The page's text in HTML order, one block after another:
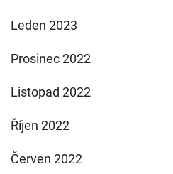
Leden 2023
Prosinec 2022
Listopad 2022
Říjen 2022
Červen 2022